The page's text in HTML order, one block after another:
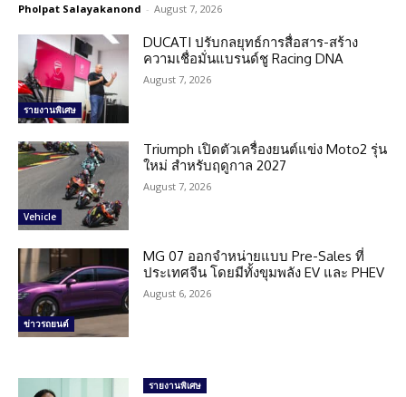
Pholpat Salayakanond - August 7, 2026
รายงานพิเศษ
DUCATI ปรับกลยุทธ์การสื่อสาร-สร้าง
ความเชื่อมั่นแบรนด์ชู Racing DNA
August 7, 2026
Vehicle
Triumph เปิดตัวเครื่องยนต์แข่ง Moto2 รุ่น
ใหม่ สำหรับฤดูกาล 2027
August 7, 2026
ข่าวรถยนต์
MG 07 ออกจำหน่ายแบบ Pre-Sales ที่
ประเทศจีน โดยมีทั้งขุมพลัง EV และ PHEV
August 6, 2026
รายงานพิเศษ